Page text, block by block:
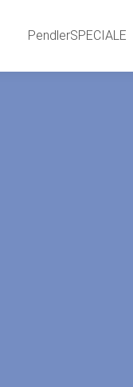
PendlerSPECIALE